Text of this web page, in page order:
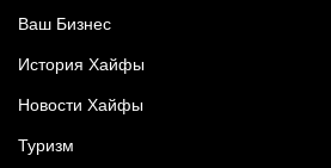
Ваш Бизнес
История Хайфы
Новости Хайфы
Туризм